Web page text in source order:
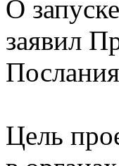
О
заявил
Цель